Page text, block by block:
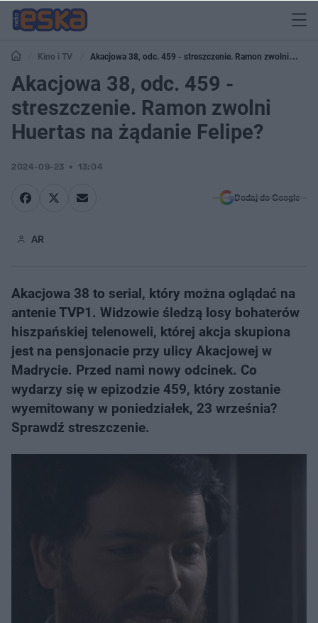
Kino i TV
Akacjowa 38, odc. 459 - streszczenie. Ramon zwolni
Huertas na żądanie Felipe?
Akacjowa 38, odc. 459 -
streszczenie. Ramon zwolni
Huertas na żądanie Felipe?
2024-09-23 13:04
Dodaj do Google
AR
Akacjowa 38 to serial, który można oglądać na
antenie TVP1. Widzowie śledzą losy bohaterów
hiszpańskiej telenoweli, której akcja skupiona
jest na pensjonacie przy ulicy Akacjowej w
Madrycie. Przed nami nowy odcinek. Co
wydarzy się w epizodzie 459, który zostanie
wyemitowany w poniedziałek, 23 września?
Sprawdź streszczenie.